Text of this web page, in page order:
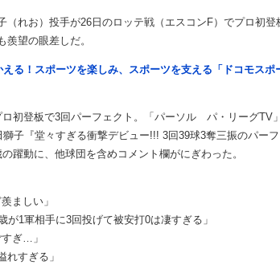
れお）投手が26日のロッテ戦（エスコンF）でプロ初登
望の眼差しだ。
！スポーツを楽しみ、スポーツを支える「ドコモスポ
初登板で3回パーフェクト。「パーソル パ・リーグTV
子『堂々すぎる衝撃デビュー!!! 3回39球3奪三振のパー
躍動に、他球団を含めコメント欄がにぎわった。
ましい」
1軍相手に3回投げて被安打0は凄すぎる」
ぎ…」
すぎる」